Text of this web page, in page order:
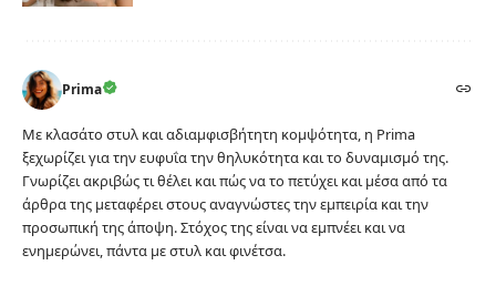
Prima
Με κλασάτο στυλ και αδιαμφισβήτητη κομψότητα, η Prima
ξεχωρίζει για την ευφυΐα την θηλυκότητα και το δυναμισμό της.
Γνωρίζει ακριβώς τι θέλει και πώς να το πετύχει και μέσα από τα
άρθρα της μεταφέρει στους αναγνώστες την εμπειρία και την
προσωπική της άποψη. Στόχος της είναι να εμπνέει και να
ενημερώνει, πάντα με στυλ και φινέτσα.